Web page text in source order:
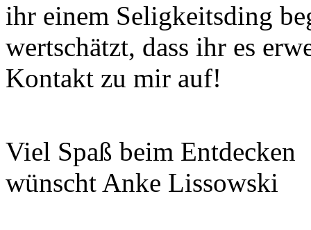
ihr einem Seligkeitsding
wertschätzt, dass ihr es
Kontakt zu mir auf!
Viel Spaß beim Entdecken
wünscht Anke Lissowski